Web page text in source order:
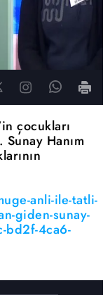
çocukları
Hanım
anli-ile-tatli-
giden-sunay-
bd2f-4ca6-